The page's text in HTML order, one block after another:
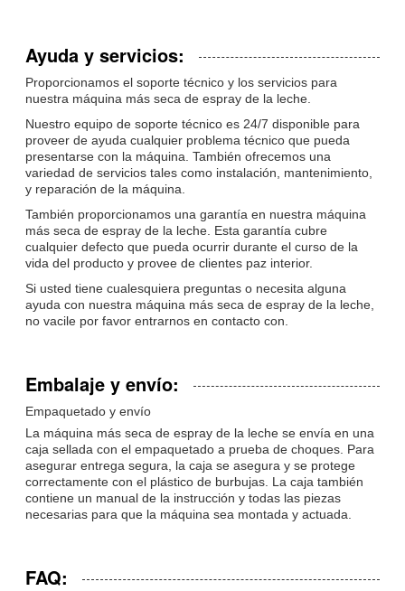
Ayuda y servicios:
Proporcionamos el soporte técnico y los servicios para
nuestra máquina más seca de espray de la leche.
Nuestro equipo de soporte técnico es 24/7 disponible para
proveer de ayuda cualquier problema técnico que pueda
presentarse con la máquina. También ofrecemos una
variedad de servicios tales como instalación, mantenimiento,
y reparación de la máquina.
También proporcionamos una garantía en nuestra máquina
más seca de espray de la leche. Esta garantía cubre
cualquier defecto que pueda ocurrir durante el curso de la
vida del producto y provee de clientes paz interior.
Si usted tiene cualesquiera preguntas o necesita alguna
ayuda con nuestra máquina más seca de espray de la leche,
no vacile por favor entrarnos en contacto con.
Embalaje y envío:
Empaquetado y envío
La máquina más seca de espray de la leche se envía en una
caja sellada con el empaquetado a prueba de choques. Para
asegurar entrega segura, la caja se asegura y se protege
correctamente con el plástico de burbujas. La caja también
contiene un manual de la instrucción y todas las piezas
necesarias para que la máquina sea montada y actuada.
FAQ: